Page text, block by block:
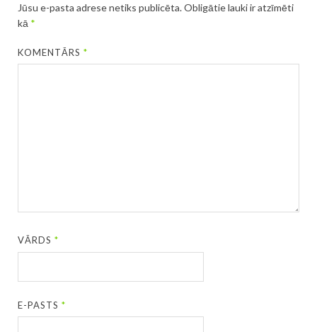
Jūsu e-pasta adrese netiks publicēta.Obligātie lauki ir atzīmēti
kā *
KOMENTĀRS*
VĀRDS*
E-PASTS*